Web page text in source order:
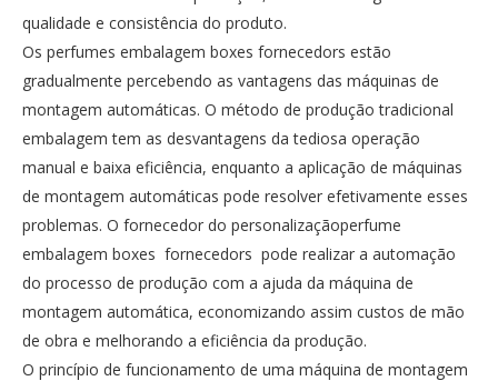
qualidade e consistência do produto.
Os perfumes embalagem boxes fornecedors estão
gradualmente percebendo as vantagens das máquinas de
montagem automáticas. O método de produção tradicional
embalagem tem as desvantagens da tediosa operação
manual e baixa eficiência, enquanto a aplicação de máquinas
de montagem automáticas pode resolver efetivamente esses
problemas. O fornecedor do personalizaçãoperfume
embalagem boxes fornecedors pode realizar a automação
do processo de produção com a ajuda da máquina de
montagem automática, economizando assim custos de mão
de obra e melhorando a eficiência da produção.
O princípio de funcionamento de uma máquina de montagem